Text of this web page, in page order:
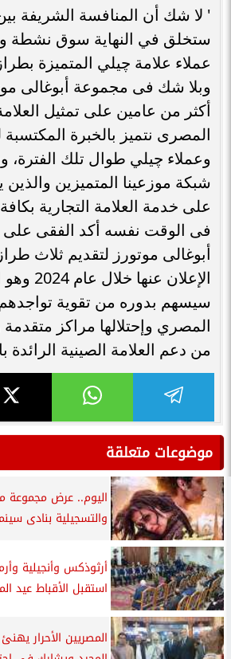
' لا شك أن المنافسة الشريفة
ستخلق في النهاية سوق نشطة
عملاء علامة چيلي المتميزة
وبلا شك فى مجموعة أبوغالى
أكثر من عامين على تمثيل
المصرى نتميز بالخبرة
وعملاء چيلي طوال تلك الفترة،
شبكة موزعينا المتميزين
على خدمة العلامة التجارية
فى الوقت نفسه أكد الفقى على
أبوغالى موتورز لتقديم ثلاث
الإعلان
سيسهم بدوره من تقوية
المصري وإحتلالها مراكز متقدمة
من دعم العلامة الصينية الرائدة
موضوعات متعلقة
اليوم.. عرض مجموعة
والتسجيلية بنادى
أرثوذكس وأنجيلية
استقبل الأقباط عيد
المصريين الأحرار